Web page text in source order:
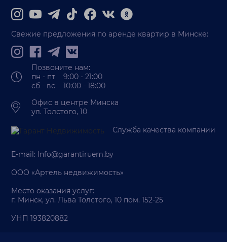
Свежие предложения по аренде квартир в Минске:
Позвоните нам:
пн - пт 9:00 - 21:00
сб - вс 10:00 - 18:00
Офис в центре Минска
ул. Толстого, 10
Служба качества компании
E-mail: Info@garantiruem.by
ООО «Артель недвижимость»
Место оказания услуг:
г. Минск, ул. Льва Толстого, 10 пом. 152-25
УНП 193820882